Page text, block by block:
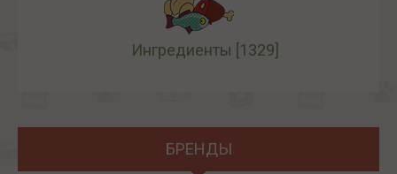
Ингредиенты [1329]
БРЕНДЫ